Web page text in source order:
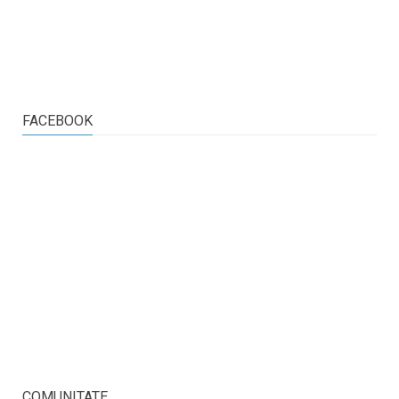
FACEBOOK